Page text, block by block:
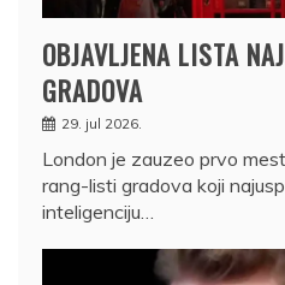
OBJAVLJENA LISTA
GRADOVA
29. jul 2026.
London je zauzeo prvo
rang-listi gradova koji
inteligenciju…